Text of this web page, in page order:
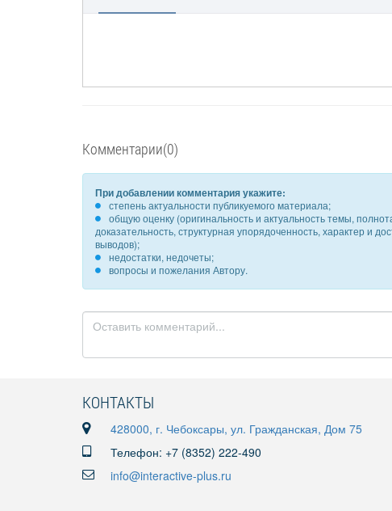
Комментарии(0)
При добавлении комментария укажите:
степень актуальности публикуемого материала;
общую оценку (оригинальность и актуальность темы,
доказательность, структурная упорядоченность, характер и
выводов);
недостатки, недочеты;
вопросы и пожелания Автору.
КОНТАКТЫ
428000, г. Чебоксары, ул. Гражданская, Дом 75
Телефон: +7 (8352) 222-490
info@interactive-plus.ru